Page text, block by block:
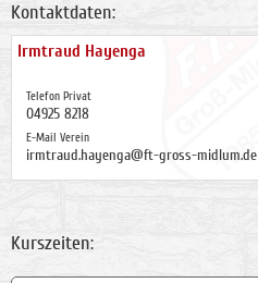
Kontaktdaten:
Irmtraud Hayenga
Telefon Privat
04925 8218
E-Mail Verein
irmtraud.hayenga@ft-gross-midlum.de
Kurszeiten: